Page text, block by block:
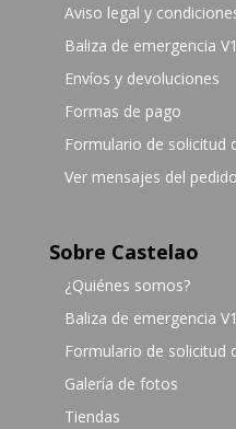
Aviso legal y
Baliza de emergencia
Envíos y devoluciones
Formas de pago
Formulario de solicitud
Ver mensajes del pedido
Sobre Castelao
¿Quiénes somos?
Baliza de emergencia
Formulario de solicitud
Galería de fotos
Tiendas